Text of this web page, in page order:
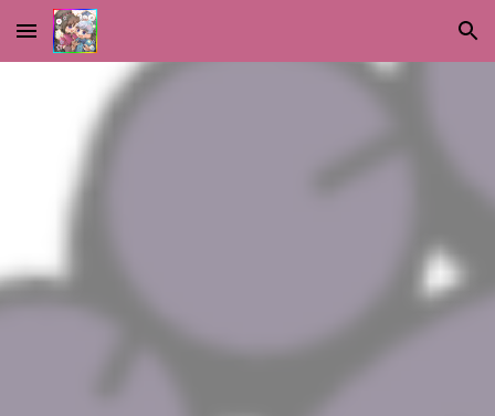
Skip to main content Skip to navigation